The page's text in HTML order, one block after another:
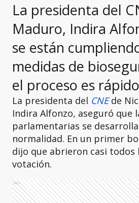
La presidenta del
Maduro, Indira
se están
medidas de
el proceso es rápido
La presidenta del CNEde
Indira Alfonzo, aseguró que
parlamentarias se
normalidad. En un primer
dijo que abrieron casi todos
votación.
Ads